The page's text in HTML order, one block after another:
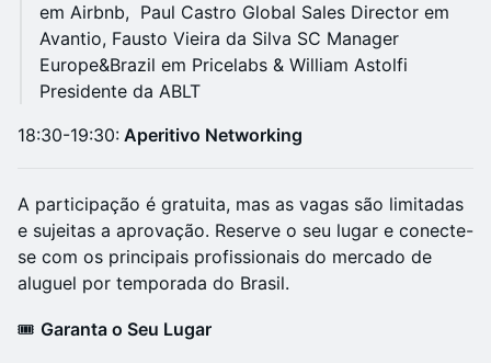
em Airbnb, Paul Castro Global Sales Director em
Avantio, Fausto Vieira da Silva SC Manager
Europe&Brazil em Pricelabs & William Astolfi
Presidente da ABLT
18:30-19:30: Aperitivo Networking
A participação é gratuita, mas as vagas são limitadas
e sujeitas a aprovação. Reserve o seu lugar e conecte-
se com os principais profissionais do mercado de
aluguel por temporada do Brasil.
🎟️ Garanta o Seu Lugar